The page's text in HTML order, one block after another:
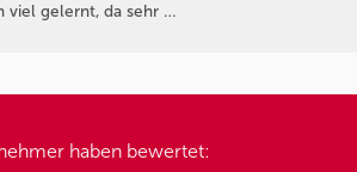
viel gelernt, da sehr …
haben bewertet: